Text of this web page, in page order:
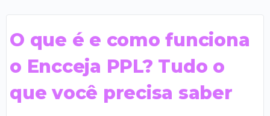
O que é e como funciona
o Encceja PPL? Tudo o
que você precisa saber